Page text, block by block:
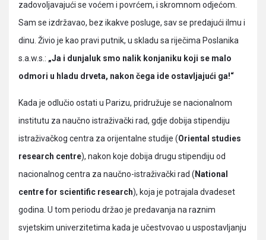
zadovoljavajući se voćem i povrćem, i skromnom odjećom.
Sam se izdržavao, bez ikakve posluge, sav se predajući ilmu i
dinu. Živio je kao pravi putnik, u skladu sa riječima Poslanika
s.a.w.s.: „Ja i dunjaluk smo nalik konjaniku koji se malo
odmori u hladu drveta, nakon čega ide ostavljajući ga!“
Kada je odlučio ostati u Parizu, pridružuje se nacionalnom
institutu za naučno istraživački rad, gdje dobija stipendiju
istraživačkog centra za orijentalne studije (Oriental studies
research centre), nakon koje dobija drugu stipendiju od
nacionalnog centra za naučno-istraživački rad ( National
centre for scientific research), koja je potrajala dvadeset
godina. U tom periodu držao je predavanja na raznim
svjetskim univerzitetima kada je učestvovao u uspostavljanju